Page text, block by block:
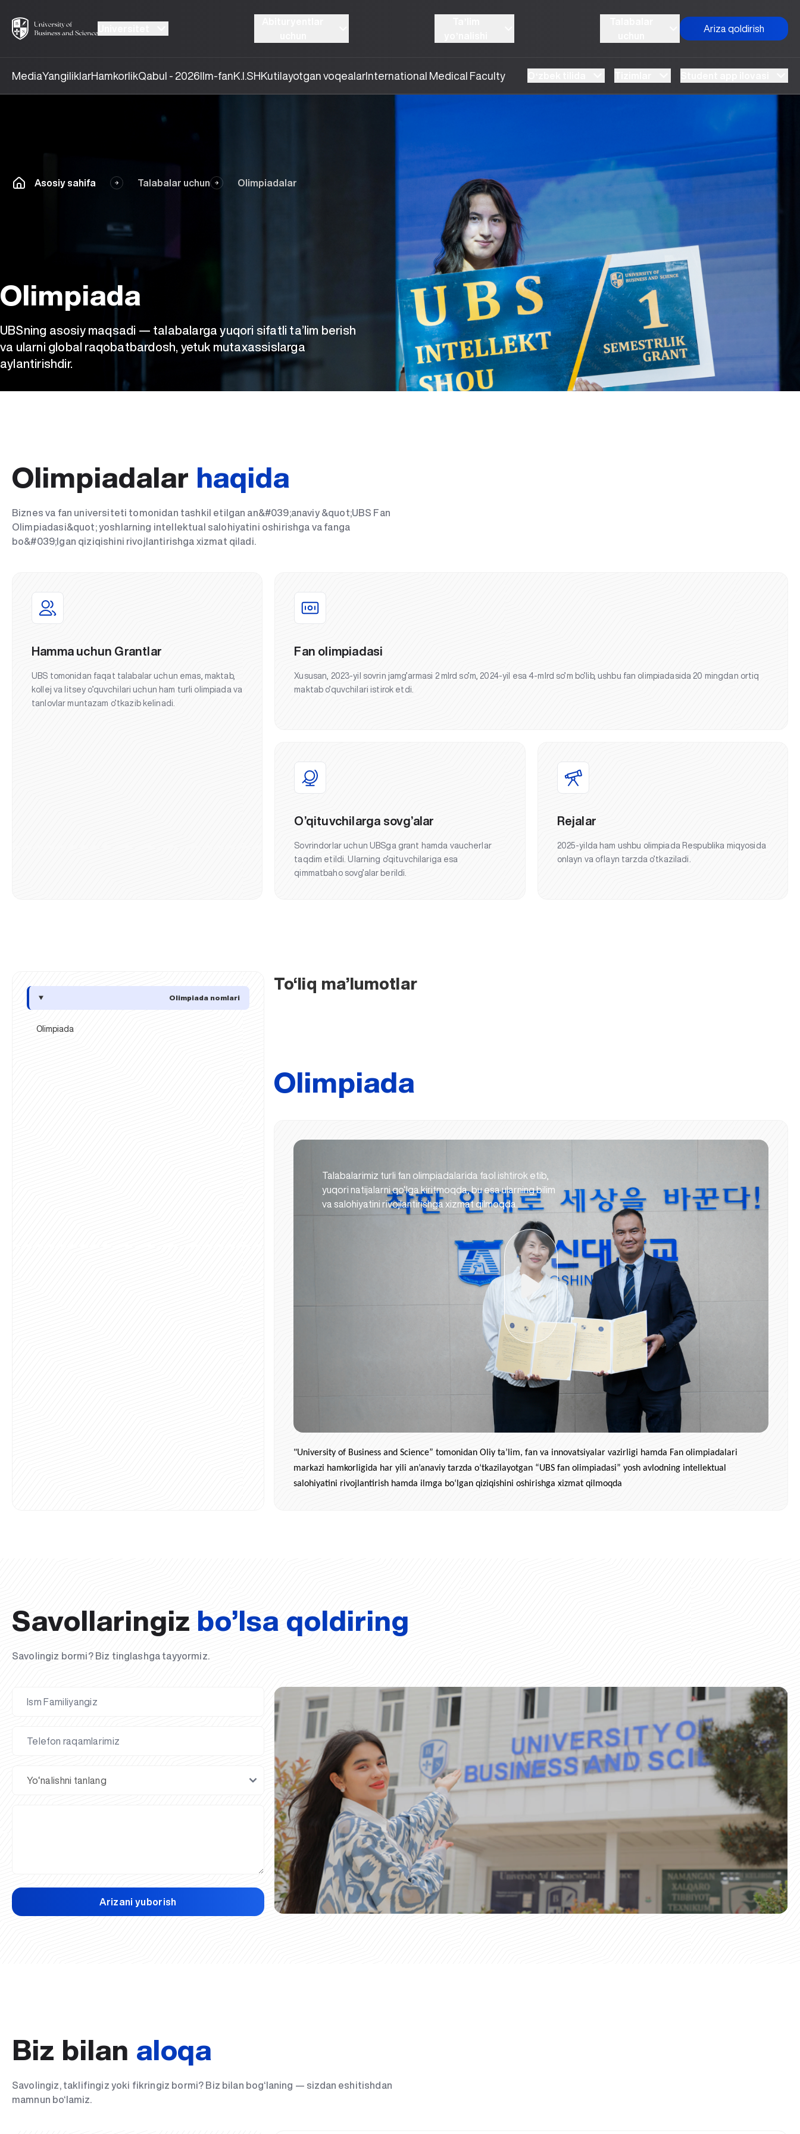
Ariza qoldirish
MediaYangiliklarHamkorlikQabul - 2026Ilm-fanK.I.SHKutilayotgan voqealarInternational Medical Faculty
Asosiy sahifa Talabalar uchun Olimpiadalar
Olimpiada
UBSning asosiy maqsadi — talabalarga yuqori sifatli ta’lim berish
va ularni global raqobatbardosh, yetuk mutaxassislarga
aylantirishdir.
Olimpiadalar haqida
Biznes va fan universiteti tomonidan tashkil etilgan an&#039;anaviy &quot;UBS Fan
Olimpiadasi&quot; yoshlarning intellektual salohiyatini oshirishga va fanga
bo&#039;lgan qiziqishini rivojlantirishga xizmat qiladi.
Hamma uchun Grantlar
UBS tomonidan faqat talabalar uchun emas, maktab,
kollej va litsey o’quvchilari uchun ham turli olimpiada va
tanlovlar muntazam o’tkazib kelinadi.
Fan olimpiadasi
Xususan, 2023-yil sovrin jamg’armasi 2 mlrd so’m, 2024-yil esa 4-mlrd so’m bo’lib, ushbu fan olimpiadasida 20 mingdan ortiq
maktab o’quvchilari istirok etdi.
O’qituvchilarga sovg’alar
Sovrindorlar uchun UBSga grant hamda vaucherlar
taqdim etildi. Ularning o’qituvchilariga esa
qimmatbaho sovg’alar berildi.
Rejalar
2025-yilda ham ushbu olimpiada Respublika miqyosida
onlayn va oflayn tarzda o’tkaziladi.
Olimpiada nomlari
Olimpiada
To‘liq ma’lumotlar
Olimpiada
Talabalarimiz turli fan olimpiadalarida faol ishtirok etib,
yuqori natijalarni qo‘lga kiritmoqda, bu esa ularning bilim
va salohiyatini rivojlantirishga xizmat qilmoqda.
"University of Business and Science” tomonidan Oliy ta’lim, fan va innovatsiyalar vazirligi hamda Fan olimpiadalari
markazi hamkorligida har yili an’anaviy tarzda o‘tkazilayotgan “UBS fan olimpiadasi” yosh avlodning intellektual
salohiyatini rivojlantirish hamda ilmga bo‘lgan qiziqishini oshirishga xizmat qilmoqda
Savollaringiz bo’lsa qoldiring
Savolingiz bormi? Biz tinglashga tayyormiz.
Arizani yuborish
Biz bilan aloqa
Savolingiz, taklifingiz yoki fikringiz bormi? Biz bilan bog‘laning — sizdan eshitishdan
mamnun bo‘lamiz.